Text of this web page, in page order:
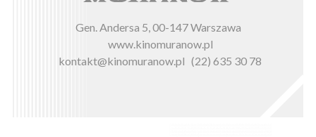
Gen. Andersa 5, 00-147 Warszawa
www.kinomuranow.pl
kontakt@kinomuranow.pl (22) 635 30 78